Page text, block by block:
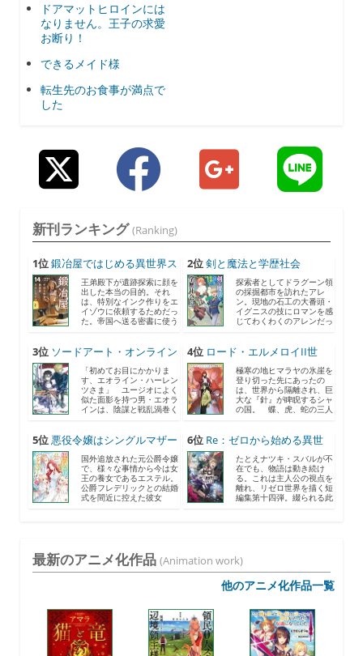
ドアマットヒロインには
なりません。王子の求愛
お断り！
できるメイド様
転生先のお食事が満点で
した
新刊ランキング (Ranking)
1位鍛冶屋ではじめる異世界ス
ロ...
王弟殿下が遺跡探索に顔を
出した本当の目的。それ
は、特別なインク作りをエ
イゾウに依頼するためだっ
た。帝国へ送る密書に使う
2位剣と魔法と学歴社会
8 〜...
探索者としてドラグーン領
の採掘都市を訪れたアレ
ン。現地の石工の大番頭・
イグニスの技にロマンを感
じてわくわくのアレンだっ
3位 ソードアート・オンライン
2...
「初めてお目にかかりま
す、エオライン・ハーレン
ツさま」 ユージオによく
似た面影を持つ男・エオラ
インは、陰謀と戦乱渦巻く
4位 ロード・エルメロイII世
の...
極寒の地ヒマラヤの氷崖を
登り切った先にあったの
は、世界から隔離され、巨
大な『針』が睥睨するシャ
の国。 蝶、虎、蛇の三人
5位悪役令嬢はシングルマザー
に...
国外追放された元公爵令嬢
で、様々な事情から今は女
王の養女であるエステル。
公爵フレデリックとの結婚
式を間近に控えた彼女
6位 Re：ゼロから始める異世
界...
たとえナツキ・スバルが不
在でも、物語は動き続け
る。これは主人公の視点を
離れ、リゼロ世界を描く短
編集第十四弾。綴られる此
最新のアニメ化作品 (Animation work)
他のアニメ化作品一覧